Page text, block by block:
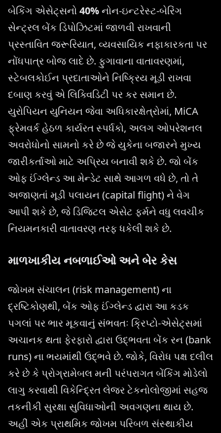
બેકિંગ એસેટ્સનો 40%નોન-ઇન્ટરેસ્ટ-બેરિંગ
સેન્ટ્રલ બેંક ડિપોઝિટમાં જાળવી રાખવાની
પ્રસ્તાવિત જરૂરિયાત, વ્યવસાયિક નફાકારકતા પર
નોંધપાત્ર બોજ લાદે છે. ફુગાવાના વાતાવરણમાં,
સ્ટેબલકોઈન પ્રદાતાઓને નિષ્ક્રિય મૂડી રાખવા
દબાણ કરવું એ લિક્વિડિટી પર કર સમાન છે.
યુરોપિયન યુનિયન જેવા અધિકારક્ષેત્રોમાં, MiCA
ફ્રેમવર્ક હેઠળ કાર્યરત સ્પર્ધકો, અલગ ઓપરેશનલ
અવરોધોનો સામનો કરે છે જે યુકેના બજારને મુખ્ય
જારીકર્તાઓ માટે અપ્રિય બનાવી શકે છે. જો બેંક
ઓફ ઈંગ્લેન્ડ આ મેન્ડેટ સાથે આગળ વધે છે, તો તે
અજાણતાં મૂડી પલાયન (capital flight) ને વેગ
આપી શકે છે, જે ડિજિટલ એસેટ ફર્મને વધુ લવચીક
નિયમનકારી વાતાવરણ તરફ ધકેલી શકે છે.
માળખાકીય નબળાઈઓ અને બેર કેસ
જોખમ સંચાલન (risk management) ના
દ્રષ્ટિકોણથી, બેંક ઓફ ઈંગ્લેન્ડ દ્વારા આ કડક
પગલાં પર ભાર મૂકવાનું સંભવતઃ ક્રિપ્ટો-એસેટ્સમાં
અચાનક થતા ફેરફારો દ્વારા ઉદ્ભવતા બેંક રન (bank
runs) ના ભયમાંથી ઉદ્ભવે છે. જોકે, વિરોધ પક્ષ દલીલ
કરે છે કે પ્રોગ્રામેબલ મની પરંપરાગત બેંકિંગ મોડેલો
લાગુ કરવાથી વિકેન્દ્રિત લેજર ટેકનોલોજીમાં સહજ
તકનીકી સુરક્ષા સુવિધાઓની અવગણના થાય છે.
અહીં એક પ્રાથમિક જોખમ પરિબળ સંસ્થાકીય